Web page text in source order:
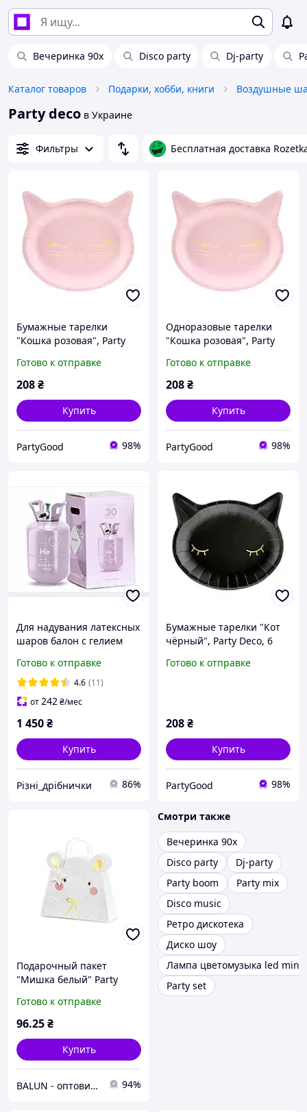
Вечеринка 90х Disco party Dj-party
Каталог товаров Подарки, хобби, книги
Party deco в Украине
Фильтры Бесплатная доставка
Бумажные тарелки
"Кошка розовая", Party
Готово к отправке
208₴
Купить
PartyGood 98%
Одноразовые тарелки
"Кошка розовая", Party
Готово к отправке
208₴
Купить
PartyGood 98%
Для надувания латексных
шаров балон с гелием
гелием Party Deco до 30
шаров для праздник
Готово к отправке
4.6 (11)
от242₴/мес
1 450₴
Купить
Різні_дрібнички 86%
Бумажные тарелки "Кот
чёрный", Party Deco, 6
Готово к отправке
208₴
Купить
PartyGood 98%
Подарочный пакет
"Мишка белый" Party
Готово к отправке
96.25₴
Купить
BALUN - оптовий постачальник товарів для свята🎈 94%
Смотри также
Вечеринка 90х
Disco party
Dj-party
Party boom
Party mix
Disco music
Ретро дискотека
Диско шоу
Лампа цветомузыка led mini
Party set